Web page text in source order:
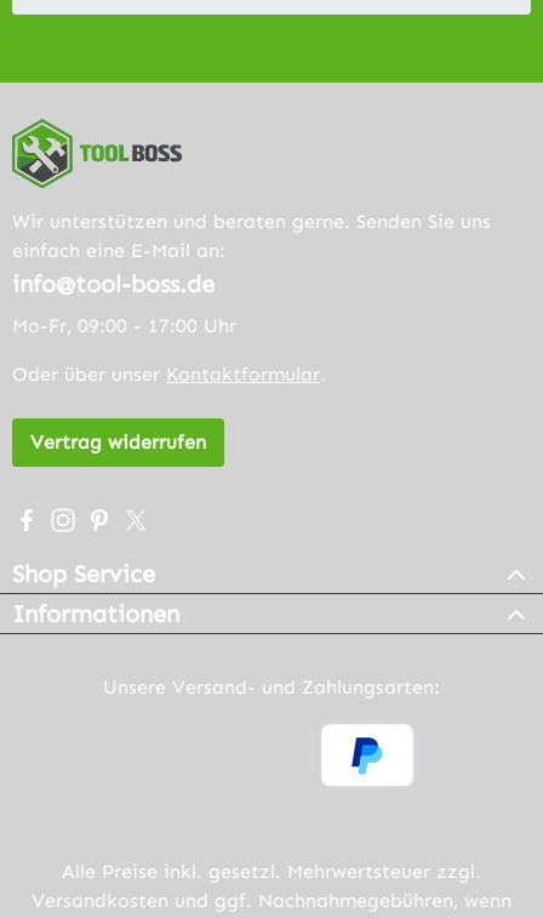
Wir unterstützen und beraten gerne. Senden Sie uns
einfach eine E-Mail an:
info@tool-boss.de
Mo-Fr, 09:00 - 17:00 Uhr
Oder über unser Kontaktformular.
Vertrag widerrufen
Besuche uns auf Facebook – öffnet in neuem Tab
Schau auf Instagram vorbei – öffnet in neuem Tab
Lass dich auf Pinterest inspirieren – öffnet in
Folge uns auf X – öffnet in neuem Tab
Shop Service
Informationen
Unsere Versand- und Zahlungsarten:
Alle Preise inkl. gesetzl. Mehrwertsteuer zzgl.
Versandkosten und ggf. Nachnahmegebühren, wenn